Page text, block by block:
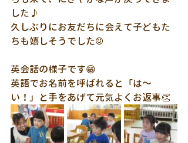
した♪
久しぶりにお友だちに会えて子どもた
ちも嬉しそうでした☺
英会話の様子です😁
英語でお名前を呼ばれると「は～
い！」と手をあげて元気よくお返事👏